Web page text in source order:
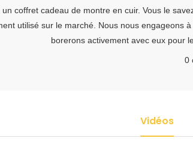
coffret cadeau de montre en cuir. Vous le
utilisé sur le marché. Nous nous
borerons activement avec eux pour
0
Vidéos